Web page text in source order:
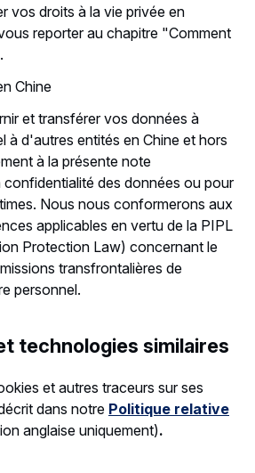
vos droits à la vie privée en
reporter au chapitre "Comment
Chine
et transférer vos données à
à d'autres entités en Chine et hors
à la présente note
des données ou pour
Nous nous conformerons aux
applicables en vertu de la PIPL
Protection Law) concernant le
transfrontalières de
personnel.
technologies similaires
et autres traceurs sur ses
dans notre Politique relative
anglaise uniquement).